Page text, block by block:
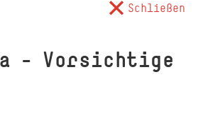
Schließen
- Vorsichtige